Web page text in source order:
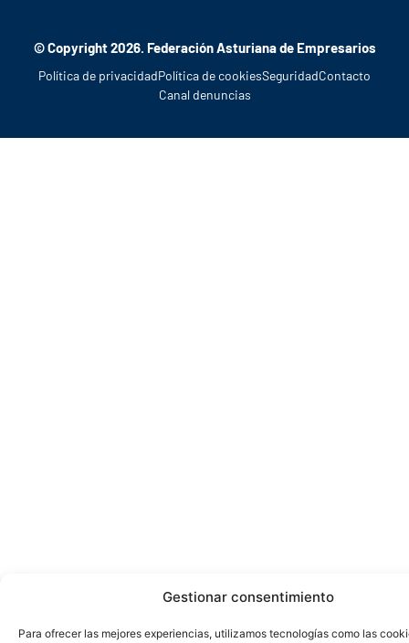
Gestionar consentimiento
Para ofrecer las mejores experiencias, utilizamos tecnologías como las
© Copyright 2026. Federación Asturiana de Empresarios
Política de privacidadPolítica de cookiesSeguridadContacto
Canal denuncias